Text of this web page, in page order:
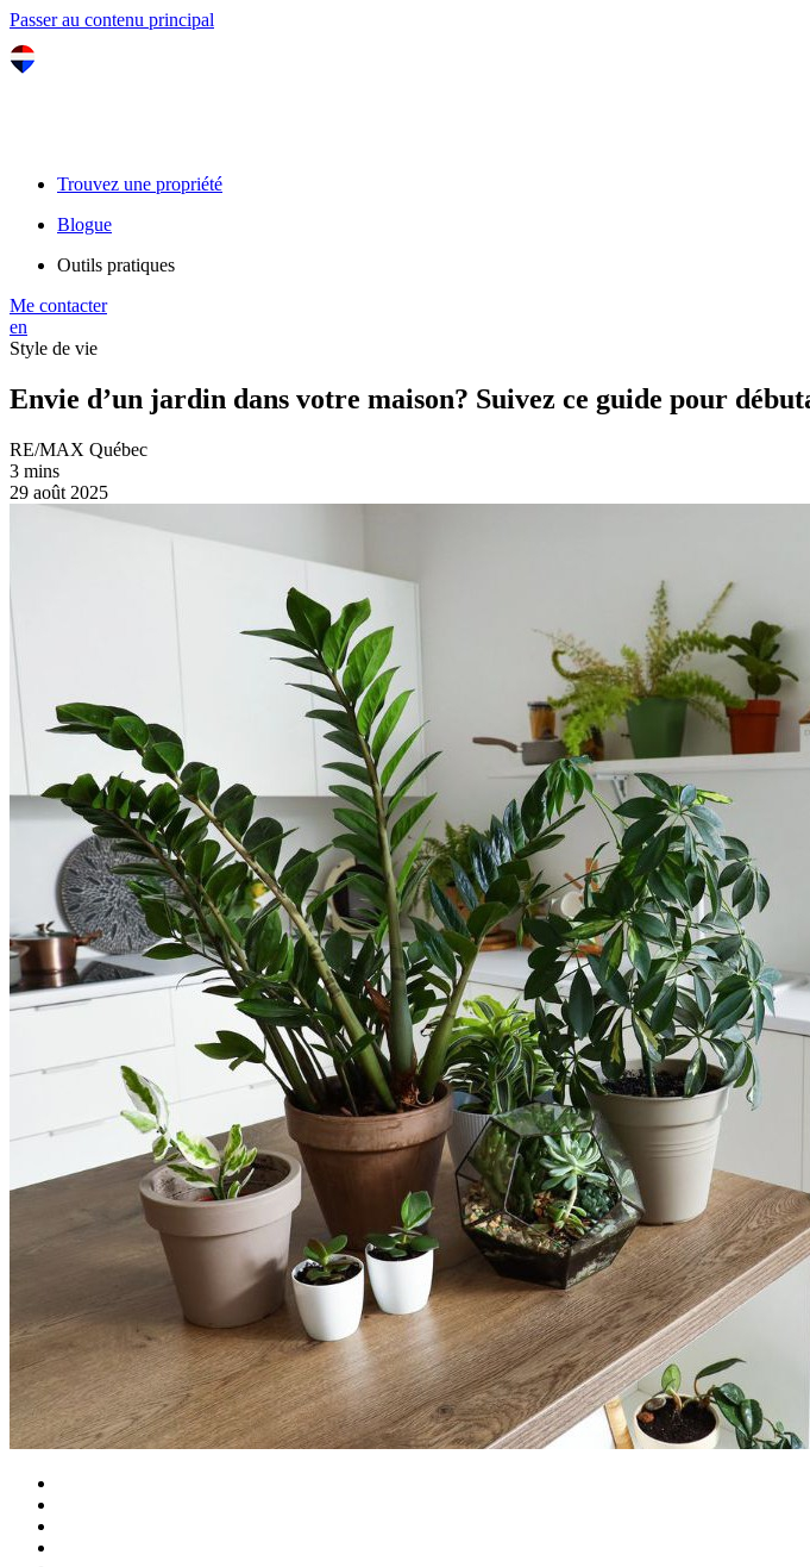
Passer au contenu principal
Trouvez une propriété
Blogue
Outils pratiques
Me contacter
en
Style de vie
Envie d’un jardin dans votre maison? Suivez ce guide pour
RE/MAX Québec
3 mins
29 août 2025